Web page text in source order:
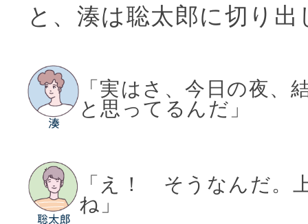
と、湊は聡太郎に切り出
「実はさ、今日の夜、
と思ってるんだ」
「え！ そうなんだ。
ね」